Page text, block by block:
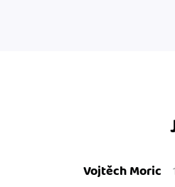
Vojtěch Moric